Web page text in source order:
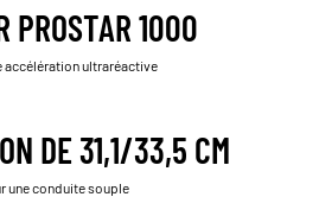
PROSTAR 1000
accélération ultraréactive
DE 31,1/33,5 CM
une conduite souple